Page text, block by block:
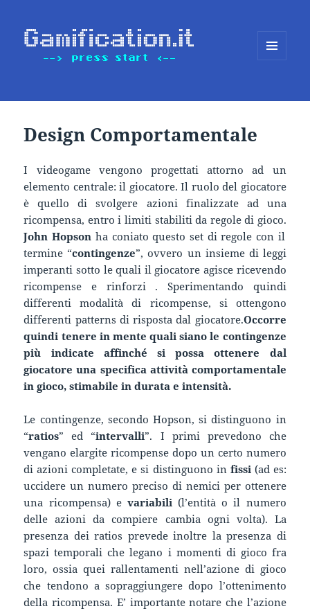
Design Comportamentale
I videogame vengono progettati attorno ad un
elemento centrale: il giocatore. Il ruolo del giocatore
è quello di svolgere azioni finalizzate ad una
ricompensa, entro i limiti stabiliti da regole di gioco.
John Hopson ha coniato questo set di regole con il
termine “contingenze”, ovvero un insieme di leggi
imperanti sotto le quali il giocatore agisce ricevendo
ricompense e rinforzi . Sperimentando quindi
differenti modalità di ricompense, si ottengono
differenti patterns di risposta dal giocatore.Occorre
quindi tenere in mente quali siano le contingenze
più indicate affinché si possa ottenere dal
giocatore una specifica attività comportamentale
in gioco, stimabile in durata e intensità.
Le contingenze, secondo Hopson, si distinguono in
“ratios” ed “intervalli”. I primi prevedono che
vengano elargite ricompense dopo un certo numero
di azioni completate, e si distinguono infissi(ad es:
uccidere un numero preciso di nemici per ottenere
una ricompensa) e variabili(l’entità o il numero
delle azioni da compiere cambia ogni volta). La
presenza dei ratios prevede inoltre la presenza di
spazi temporali che legano i momenti di gioco fra
loro, ossia quei rallentamenti nell’azione di gioco
che tendono a sopraggiungere dopo l’ottenimento
della ricompensa. E’ importante notare che l’azione